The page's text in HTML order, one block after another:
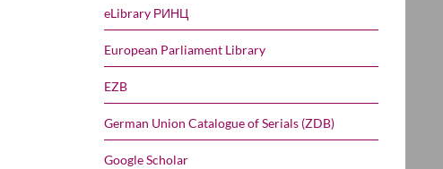
eLibrary РИНЦ
European Parliament Library
EZB
German Union Catalogue of Serials (ZDB)
Google Scholar